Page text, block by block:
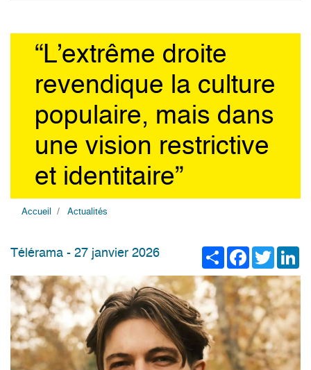
“L’extrême droite
revendique la culture
populaire, mais dans
une vision restrictive
et identitaire”
Accueil Actualités
ShareFacebook
Twitter
Télérama - 27 janvier 2026